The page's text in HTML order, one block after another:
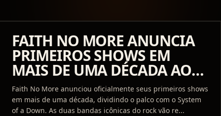
FAITH NO MORE ANUNCIA
PRIMEIROS SHOWS EM
MAIS DE UMA DÉCADA AO
LADO DO SYSTEM OF A
DOWN
Faith No More anunciou oficialmente seus primeiros shows
em mais de uma década, dividindo o palco com o System
of a Down. As duas bandas icônicas do rock vão re...